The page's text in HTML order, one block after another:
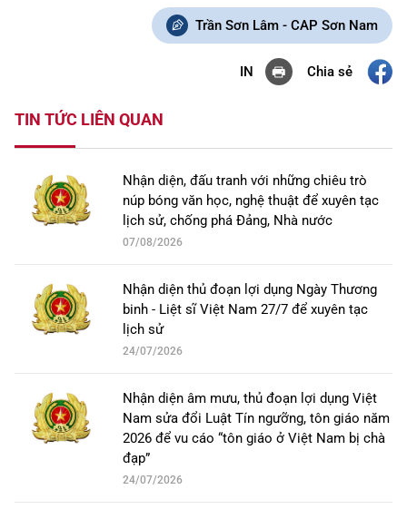
Trần Sơn Lâm - CAP Sơn Nam
IN Chia sẻ
TIN TỨC LIÊN QUAN
Nhận diện, đấu tranh với những chiêu trò
núp bóng văn học, nghệ thuật để xuyên tạc
lịch sử, chống phá Đảng, Nhà nước
07/08/2026
Nhận diện thủ đoạn lợi dụng Ngày Thương
binh - Liệt sĩ Việt Nam 27/7 để xuyên tạc
lịch sử
24/07/2026
Nhận diện âm mưu, thủ đoạn lợi dụng Việt
Nam sửa đổi Luật Tín ngưỡng, tôn giáo năm
2026 để vu cáo “tôn giáo ở Việt Nam bị chà
đạp”
24/07/2026